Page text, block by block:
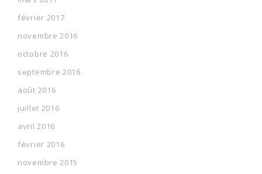
février 2017
novembre 2016
octobre 2016
septembre 2016
août 2016
juillet 2016
avril 2016
février 2016
novembre 2015